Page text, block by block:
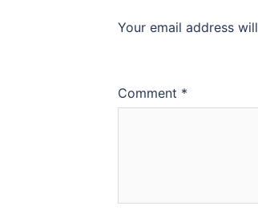
Your email address
Comment *